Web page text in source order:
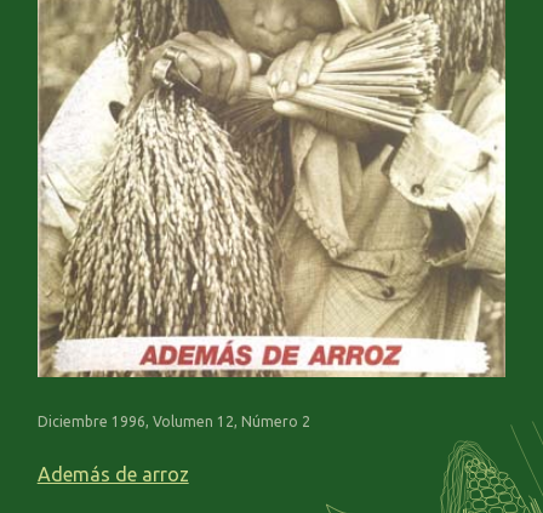
Diciembre 1996, Volumen 12, Número 2
Además de arroz